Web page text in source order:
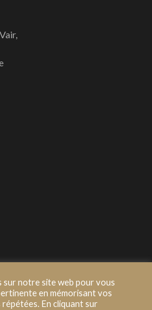
sur notre site web pour vous
en mémorisant vos
En cliquant sur